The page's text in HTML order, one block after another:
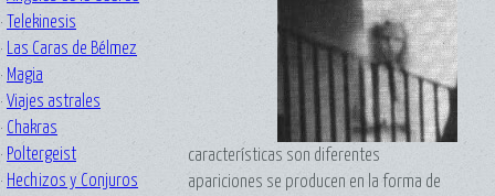
·
Telekinesis
·
Las Caras de Bélmez
· Magia
· Viajes astrales
· Chakras
· Poltergeist
· Hechizos y Conjuros
características son diferentes
apariciones se producen en la forma de